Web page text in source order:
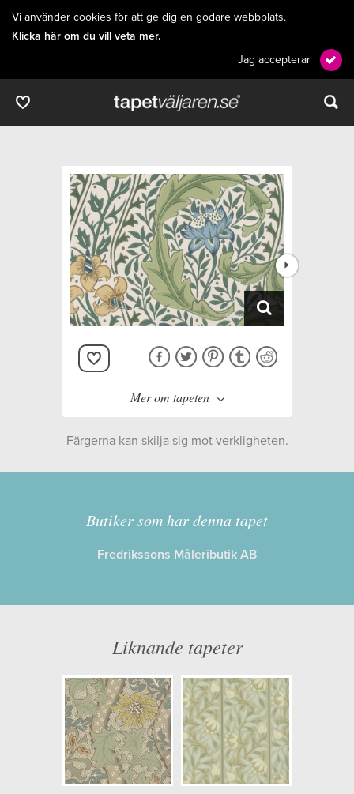
Vi använder cookies för att ge dig en godare webbplats.
Klicka här om du vill veta mer.
Jag accepterar
Mer om tapeten
Kollektion:
Morris & Co x The
Works
Information
Egenskaper: Limma på tapeten
Längd x Bredd: 10,05 x 0,52
Mönsterhöjd: 0,52
Artikelnummer: 217577
NCS Bottenkulör: S0804-Y50R
Färg: Blå, Grön, Gul
Färgerna kan skilja sig mot verkligheten.
Butiker som har denna tapet
Fredrikssons Måleributik AB
Liknande tapeter